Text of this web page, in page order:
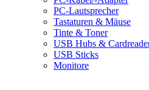
PC-Lautsprecher
Tastaturen & Mäuse
Tinte & Toner
USB Hubs &
USB Sticks
Monitore